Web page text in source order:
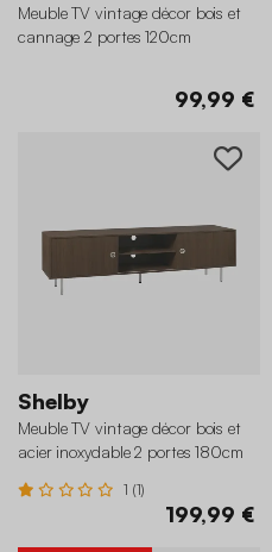
Meuble TV vintage décor bois et
cannage 2 portes 120cm
99,99 €
Shelby
Meuble TV vintage décor bois et
acier inoxydable 2 portes 180cm
1 (1)
199,99 €